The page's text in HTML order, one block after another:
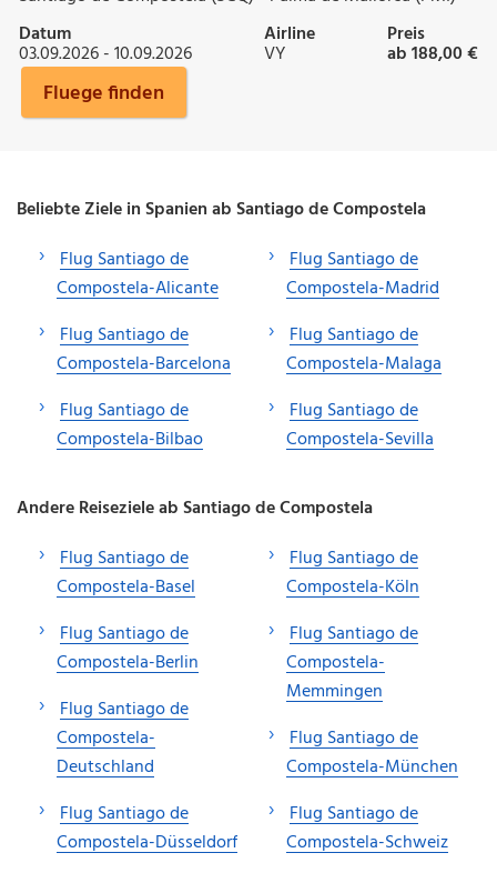
Datum
03.09.2026 - 10.09.2026
Airline
VY
Preis
ab 188,00 €
Fluege finden
Beliebte Ziele in Spanien ab Santiago de Compostela
Flug Santiago de
Compostela-Alicante
Flug Santiago de
Compostela-Barcelona
Flug Santiago de
Compostela-Bilbao
Flug Santiago de
Compostela-Madrid
Flug Santiago de
Compostela-Malaga
Flug Santiago de
Compostela-Sevilla
Andere Reiseziele ab Santiago de Compostela
Flug Santiago de
Compostela-Basel
Flug Santiago de
Compostela-Berlin
Flug Santiago de
Compostela-
Deutschland
Flug Santiago de
Compostela-Düsseldorf
Flug Santiago de
Compostela-Köln
Flug Santiago de
Compostela-
Memmingen
Flug Santiago de
Compostela-München
Flug Santiago de
Compostela-Schweiz